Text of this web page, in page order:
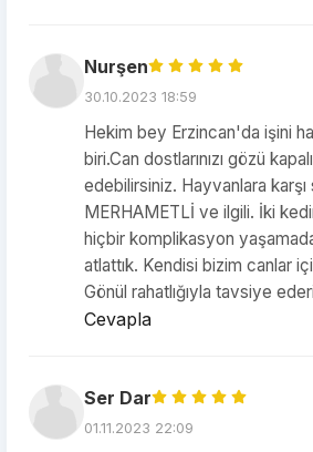
Nurşen
30.10.2023 18:59
Hekim bey Erzincan'da işini
biri.Can dostlarınızı gözü
edebilirsiniz. Hayvanlara
MERHAMETLİ ve ilgili. İki
hiçbir komplikasyon
atlattık. Kendisi bizim canlar
Gönül rahatlığıyla tavsiye
Cevapla
Ser Dar
01.11.2023 22:09